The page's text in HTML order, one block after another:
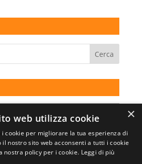
×
web utilizza cookie
cookie per migliorare la tua esperienza di
il nostro sito web acconsenti a tutti i cookie
nostra policy per i cookie. Leggi di più